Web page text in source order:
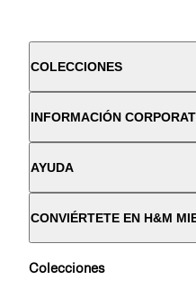
COLECCIONES
INFORMACIÓN
AYUDA
CONVIÉRTETE EN H&M
Colecciones